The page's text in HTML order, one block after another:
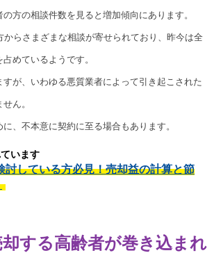
方の相談件数を見ると増加傾向にあります。
からさまざまな相談が寄せられており、昨今は全
めているようです。
すが、いわゆる悪質業者によって引き起こされた
ん。
、不本意に契約に至る場合もあります。
います
討している方必見！売却益の計算と節
する高齢者が巻き込まれ